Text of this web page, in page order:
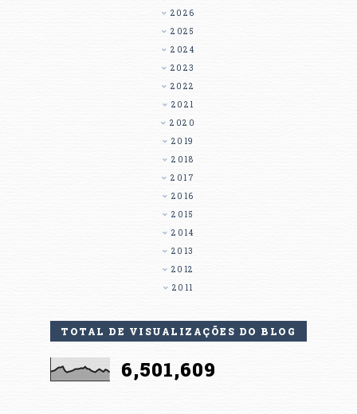
2026
2025
2024
2023
2022
2021
2020
2019
2018
2017
2016
2015
2014
2013
2012
2011
TOTAL DE VISUALIZAÇÕES DO BLOG
6,501,609